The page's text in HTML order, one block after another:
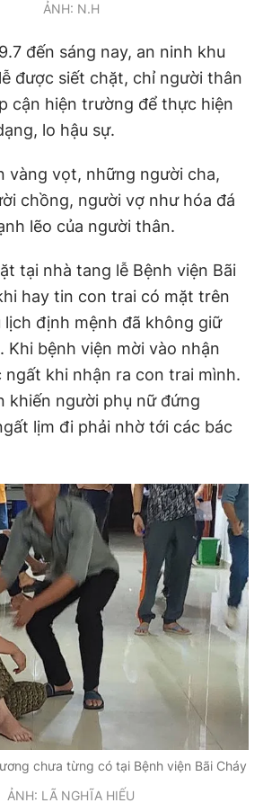
ẢNH: N.H
đến sáng nay, an ninh khu
được siết chặt, chỉ người thân
cận hiện trường để thực hiện
lo hậu sự.
vàng vọt, những người cha,
chồng, người vợ như hóa đá
lẽo của người thân.
tại nhà tang lễ Bệnh viện Bãi
hay tin con trai có mặt trên
lịch định mệnh đã không giữ
Khi bệnh viện mời vào nhận
ngất khi nhận ra con trai mình.
khiến người phụ nữ đứng
lịm đi phải nhờ tới các bác
chưa từng có tại Bệnh viện Bãi Cháy
ẢNH: LÃ NGHĨA HIẾU